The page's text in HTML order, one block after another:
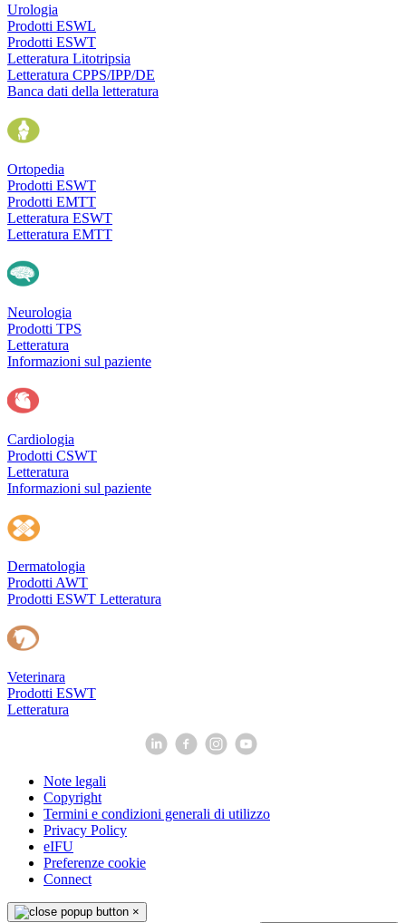
Urologia
Prodotti ESWL
Prodotti ESWT
Letteratura Litotripsia
Letteratura CPPS/IPP/DE
Banca dati della letteratura
Ortopedia
Prodotti ESWT
Prodotti EMTT
Letteratura ESWT
Letteratura EMTT
Neurologia
Prodotti TPS
Letteratura
Informazioni sul paziente
Cardiologia
Prodotti CSWT
Letteratura
Informazioni sul paziente
Dermatologia
Prodotti AWT
Prodotti ESWT Letteratura
Veterinara
Prodotti ESWT
Letteratura
Note legali
Copyright
Termini e condizioni generali di utilizzo
Privacy Policy
eIFU
Preferenze cookie
Connect
×